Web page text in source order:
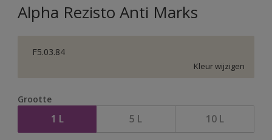
Alpha Rezisto Anti Marks
F5.03.84
Kleur wijzigen
Grootte
1 L 5 L 10 L